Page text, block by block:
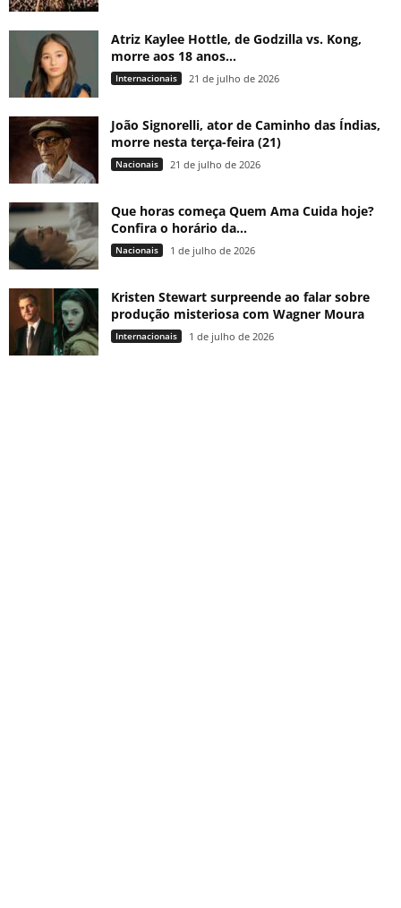
Atriz Kaylee Hottle, de Godzilla vs. Kong,
morre aos 18 anos...
Internacionais 21 de julho de 2026
João Signorelli, ator de Caminho das Índias,
morre nesta terça-feira (21)
Nacionais 21 de julho de 2026
Que horas começa Quem Ama Cuida hoje?
Confira o horário da...
Nacionais 1 de julho de 2026
Kristen Stewart surpreende ao falar sobre
produção misteriosa com Wagner Moura
Internacionais 1 de julho de 2026